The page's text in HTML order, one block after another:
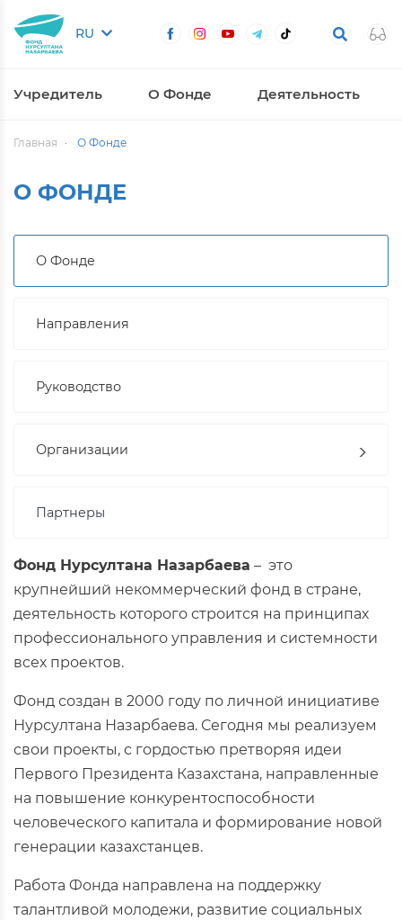
RU
Учредитель О Фонде Деятельность
Главная О Фонде
О ФОНДЕ
О Фонде
Направления
Руководство
Организации
Партнеры
Фонд Нурсултана Назарбаева – это
крупнейший некоммерческий фонд в стране,
деятельность которого строится на принципах
профессионального управления и системности
всех проектов.
Фонд создан в 2000 году по личной инициативе
Нурсултана Назарбаева. Сегодня мы реализуем
свои проекты, с гордостью претворяя идеи
Первого Президента Казахстана, направленные
на повышение конкурентоспособности
человеческого капитала и формирование новой
генерации казахстанцев.
Работа Фонда направлена на поддержку
талантливой молодежи, развитие социальных